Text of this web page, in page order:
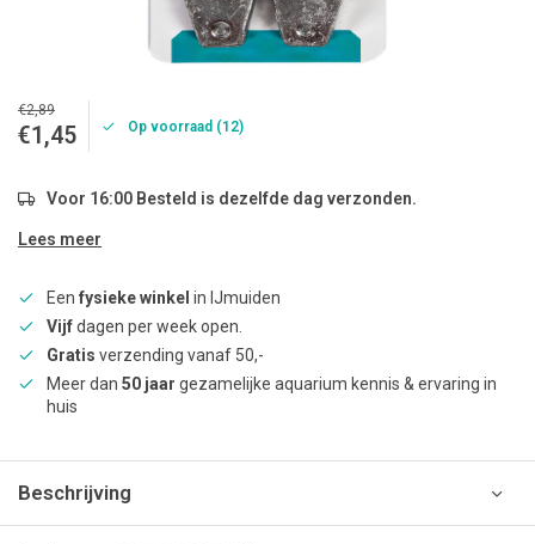
€2,89
€1,45 Op voorraad (12)
Voor 16:00 Besteld is dezelfde dag verzonden.
Lees meer
Een fysieke winkel in IJmuiden
Vijfdagen per week open.
Gratis verzending vanaf 50,-
Meer dan 50 jaar gezamelijke aquarium kennis & ervaring in
huis
Beschrijving